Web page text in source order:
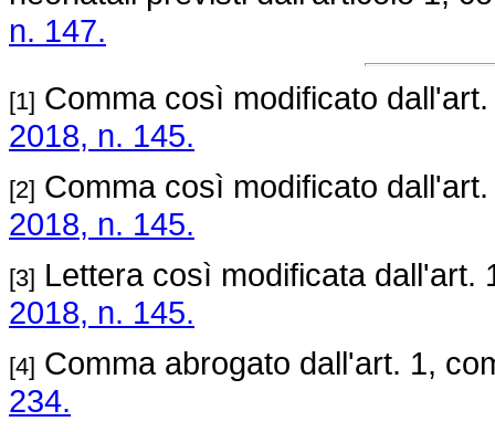
n. 147.
[1] Comma così modificato
2018, n. 145.
[2] Comma così modificato
2018, n. 145.
[3] Lettera così modificata dall'art.
2018, n. 145.
[4] Comma abrogato dall'art. 1,
234.